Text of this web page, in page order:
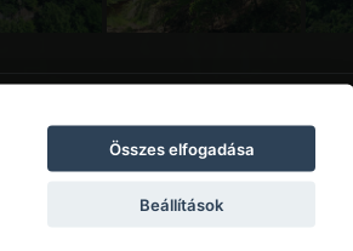
Összes elfogadása
Beállítások